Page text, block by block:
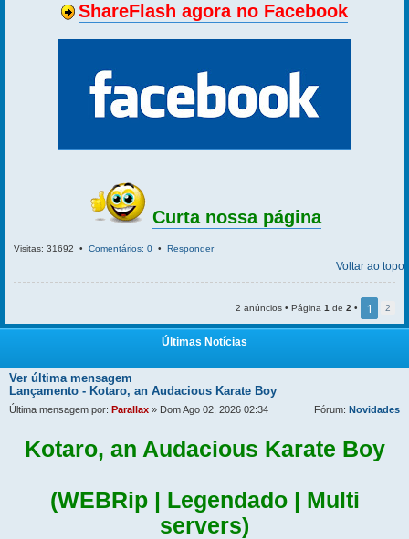
ShareFlash agora no Facebook
Curta nossa página
Visitas: 31692 • Comentários: 0 • Responder
Voltar ao topo
2 anúncios • Página 1 de 2 • 1 2
Últimas Notícias
Ver última mensagem
Lançamento - Kotaro, an Audacious Karate Boy
Última mensagem por: Parallax » Dom Ago 02, 2026 02:34 Fórum: Novidades
Kotaro, an Audacious Karate Boy
(WEBRip | Legendado | Multi
servers)